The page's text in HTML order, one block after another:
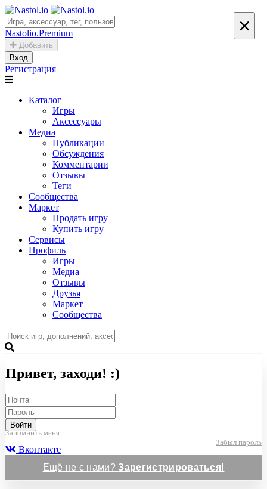
Nastolio.Premium
Добавить
Вход
Регистрация
Каталог
Игры
Аксессуары
Медиа
Публикации
Обсуждения
Комментарии
Отзывы
Теги
Сообщества
Маркет
Продать игру
Купить игру
Сервисы
Профиль
Игры
Медиа
Отзывы
Друзья
Маркет
Сообщества
×
Привет, заходи! :)
Войти
Запомнить меня
Забыл пароль
Вконтакте
Ещё не с нами?Зарегистрироваться!